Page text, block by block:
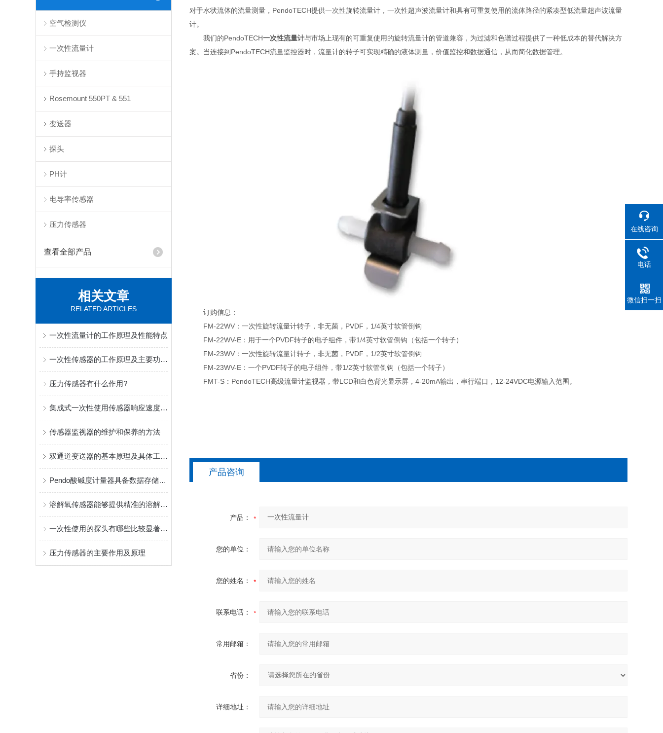
空气检测仪
一次性流量计
手持监视器
Rosemount 550PT & 551
变送器
探头
PH计
电导率传感器
压力传感器
查看全部产品
相关文章
RELATED ARTICLES
一次性流量计的工作原理及性能特点
一次性传感器的工作原理及主要功能作用
压力传感器有什么作用?
集成式一次性使用传感器响应速度快、传输距离远、体积小
传感器监视器的维护和保养的方法
双通道变送器的基本原理及具体工作流程
Pendo酸碱度计量器具备数据存储和传输功能
溶解氧传感器能够提供精准的溶解氧浓度数据
一次性使用的探头有哪些比较显著的优势？
压力传感器的主要作用及原理
对于水状流体的流量测量，PendoTECH提供一次性旋转流量计，一次性超声波流量计和具有可重复使用的流体路径的紧凑型低流量超声波流量
计。
我们的PendoTECH一次性流量计与市场上现有的可重复使用的旋转流量计的管道兼容，为过滤和色谱过程提供了一种低成本的替代解决方
案。当连接到PendoTECH流量监控器时，流量计的转子可实现精确的液体测量，价值监控和数据通信，从而简化数据管理。
订购信息：
FM-22WV：一次性旋转流量计转子，非无菌，PVDF，1/4英寸软管倒钩
FM-22WV-E：用于一个PVDF转子的电子组件，带1/4英寸软管倒钩（包括一个转子）
FM-23WV：一次性旋转流量计转子，非无菌，PVDF，1/2英寸软管倒钩
FM-23WV-E：一个PVDF转子的电子组件，带1/2英寸软管倒钩（包括一个转子）
FMT-S：PendoTECH高级流量计监视器，带LCD和白色背光显示屏，4-20mA输出，串行端口，12-24VDC电源输入范围。
产品咨询
产品：
您的单位：
您的姓名：
联系电话：
常用邮箱：
省份：
详细地址：
在线咨询
电话
微信扫一扫